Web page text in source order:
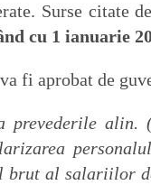
Surse citate de
cu 1 ianuarie
fi aprobat de
prevederile
brut al salariilor